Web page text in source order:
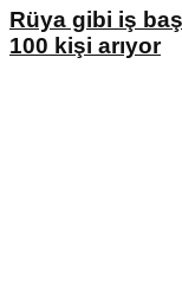
Rüya gibi iş
100 kişi arıyor